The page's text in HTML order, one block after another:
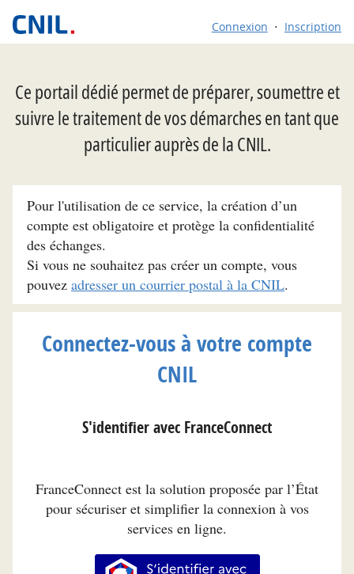
Connexion Inscription
Ce portail dédié permet de préparer, soumettre et
suivre le traitement de vos démarches en tant que
particulier auprès de la CNIL.
Pour l'utilisation de ce service, la création d’un
compte est obligatoire et protège la confidentialité
des échanges.
Si vous ne souhaitez pas créer un compte, vous
pouvez adresser un courrier postal à la CNIL.
Connectez-vous à votre compte
CNIL
S'identifier avec FranceConnect
FranceConnect est la solution proposée par l’État
pour sécuriser et simplifier la connexion à vos
services en ligne.
S’identifier avec